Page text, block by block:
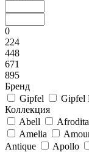
0
224
448
671
895
Бренд
Gipfel
Gipfel
Коллекция
Abell
Afrodita
Amelia
Antique
Apollo